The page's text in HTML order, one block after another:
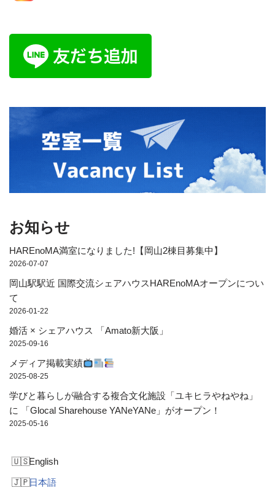
お知らせ
HAREnoMA満室になりました!【岡山2棟目募集中】
2026-07-07
岡山駅駅近 国際交流シェアハウスHAREnoMAオープンについ
て
2026-01-22
婚活 × シェアハウス 「Amato新大阪」
2025-09-16
メディア掲載実績
2025-08-25
学びと暮らしが融合する複合文化施設「ユキヒラやねやね」
に 「Glocal Sharehouse YANeYANe」がオープン！
2025-05-16
English
日本語